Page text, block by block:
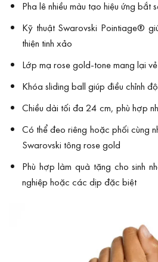
Pha lê nhiều màu tạo hiệu ứng bắt
Kỹ thuật Swarovski Pointiage®
thiện tinh xảo
Lớp mạ rose gold-tone mang lại
Khóa sliding ball giúp điều chỉnh
Chiều dài tối đa 24 cm, phù hợp
Có thể đeo riêng hoặc phối cùng
Swarovski tông rose gold
Phù hợp làm quà tặng cho sinh
nghiệp hoặc các dịp đặc biệt